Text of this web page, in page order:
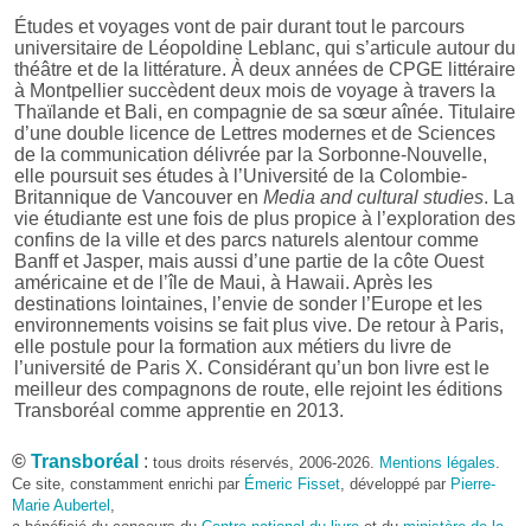
Études et voyages vont de pair durant tout le parcours
universitaire de Léopoldine Leblanc, qui s’articule autour du
théâtre et de la littérature. À deux années de CPGE littéraire
à Montpellier succèdent deux mois de voyage à travers la
Thaïlande et Bali, en compagnie de sa sœur aînée. Titulaire
d’une double licence de Lettres modernes et de Sciences
de la communication délivrée par la Sorbonne-Nouvelle,
elle poursuit ses études à l’Université de la Colombie-
Britannique de Vancouver en Media and cultural studies. La
vie étudiante est une fois de plus propice à l’exploration des
confins de la ville et des parcs naturels alentour comme
Banff et Jasper, mais aussi d’une partie de la côte Ouest
américaine et de l’île de Maui, à Hawaii. Après les
destinations lointaines, l’envie de sonder l’Europe et les
environnements voisins se fait plus vive. De retour à Paris,
elle postule pour la formation aux métiers du livre de
l’université de Paris X. Considérant qu’un bon livre est le
meilleur des compagnons de route, elle rejoint les éditions
Transboréal comme apprentie en 2013.
Entre deux projets éditoriaux, Léopoldine Leblanc poursuit
sa quête des grands espaces et des plaisirs simples comme
parcourir la Kungsleden en Laponie suédoise, accomplir le
tour du Péloponnèse, retrouver des amis à Shanghai,
© Transboréal : tous droits réservés, 2006-2026. Mentions légales.
Ce site, constamment enrichi par Émeric Fisset, développé par Pierre-
Marie Aubertel ,